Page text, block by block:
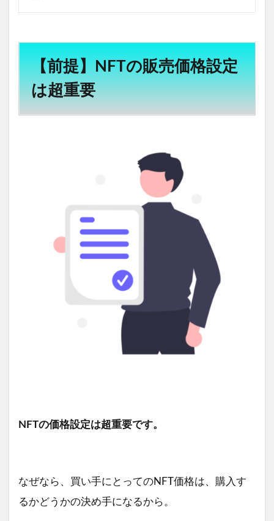
【前提】NFTの販売価格設定
は超重要
NFTの価格設定は超重要です。
なぜなら、買い手にとってのNFT価格は、購入す
るかどうかの決め手になるから。